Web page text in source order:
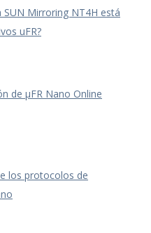
SUN Mirroring NT4H está
uFR?
de μFR Nano Online
los protocolos de